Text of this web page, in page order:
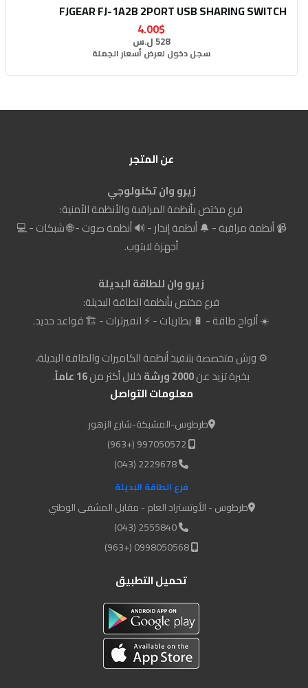
FJGEAR FJ-1A2B 2PORT USB SHARING SWITCH
4.00$
528 ل.س
سجل دخول لعرض أسعار الجملة
عن المتجر
زيرو وان تكنولوجي
فرع مختص بأنظمة المراقبة والأنظمة الأمنية:
📹 أنظمة مراقبة - 🔔 أنظمة إنذار - 🔊 أنظمة صوت - 🌐 شبكات - 💻
أجهزة لابتوب.
زيرو وان للطاقة البديلة
فرع مختص بأنظمة الطاقة البديلة:
☀️ ألواح طاقة - 🔋 بطاريات - ⚡ انفيرترات - 🏗️ قواعد حديد.
⚙️ ورش متخصصة بتنفيذ أنظمة الكاميرات والطاقة البديلة،
بخبرة تزيد عن2000 ورشة خلال أكثر من16 عاماً
.
معلومات التواصل
طرطوس-المشبكة-شارع الزهور
2229678 (043)
فرع الطاقة البديلة
طرطوس - الأوتستراد العام - مقابل المشفى الوطني
2555840 (043)
تحميل التطبيق